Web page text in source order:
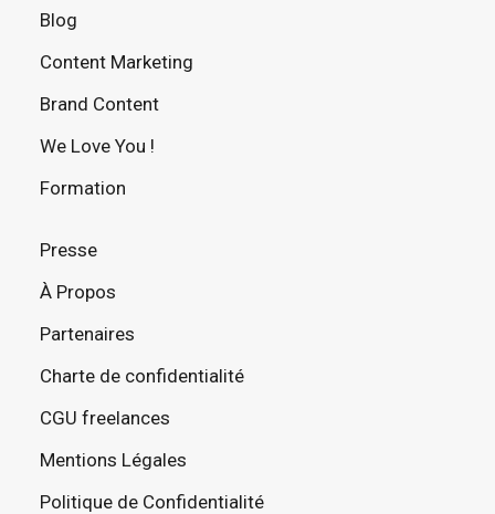
Blog
Content Marketing
Brand Content
We Love You !
Formation
Presse
À Propos
Partenaires
Charte de confidentialité
CGU freelances
Mentions Légales
Politique de Confidentialité